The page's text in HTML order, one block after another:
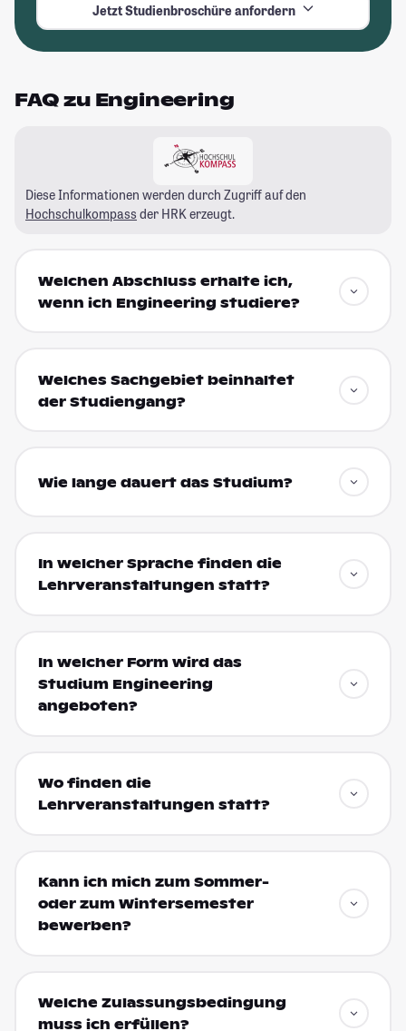
Jetzt Studienbroschüre anfordern
FAQ zu Engineering
Diese Informationen werden durch Zugriff auf den
Hochschulkompass der HRK erzeugt.
Welchen Abschluss erhalte ich,
wenn ich Engineering studiere?
Welches Sachgebiet beinhaltet
der Studiengang?
Wie lange dauert das Studium?
In welcher Sprache finden die
Lehrveranstaltungen statt?
In welcher Form wird das
Studium Engineering
angeboten?
Wo finden die
Lehrveranstaltungen statt?
Kann ich mich zum Sommer-
oder zum Wintersemester
bewerben?
Welche Zulassungsbedingung
muss ich erfüllen?